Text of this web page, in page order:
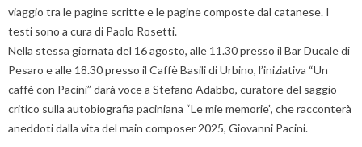
viaggio tra le pagine scritte e le pagine composte dal catanese. I
testi sono a cura di Paolo Rosetti.
Nella stessa giornata del 16 agosto, alle 11.30 presso il Bar Ducale di
Pesaro e alle 18.30 presso il Caffè Basili di Urbino, l’iniziativa “Un
caffè con Pacini” darà voce a Stefano Adabbo, curatore del saggio
critico sulla autobiografia paciniana “Le mie memorie”, che racconterà
aneddoti dalla vita del main composer 2025, Giovanni Pacini.